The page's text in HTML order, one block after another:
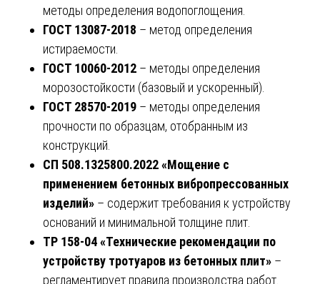
методы определения водопоглощения.
ГОСТ 13087-2018 – метод определения
истираемости.
ГОСТ 10060-2012 – методы определения
морозостойкости (базовый и ускоренный).
ГОСТ 28570-2019 – методы определения
прочности по образцам, отобранным из
конструкций.
СП 508.1325800.2022 «Мощение с
применением бетонных вибропрессованных
изделий» – содержит требования к устройству
оснований и минимальной толщине плит.
ТР 158-04 «Технические рекомендации по
устройству тротуаров из бетонных плит» –
регламентирует правила производства работ.